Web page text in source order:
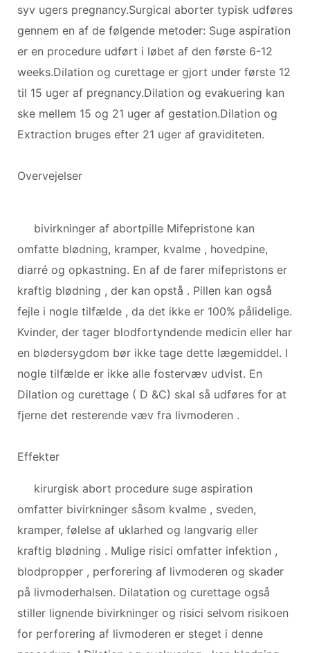
syv ugers pregnancy.Surgical aborter typisk udføres
gennem en af ​​de følgende metoder: Suge aspiration
er en procedure udført i løbet af den første 6-12
weeks.Dilation og curettage er gjort under første 12
til 15 uger af pregnancy.Dilation og evakuering kan
ske mellem 15 og 21 uger af gestation.Dilation og
Extraction bruges efter 21 uger af graviditeten.
Overvejelser
bivirkninger af abortpille Mifepristone kan
omfatte blødning, kramper, kvalme , hovedpine,
diarré og opkastning. En af de farer mifepristons er
kraftig blødning , der kan opstå . Pillen kan også
fejle i nogle tilfælde , da det ikke er 100% pålidelige.
Kvinder, der tager blodfortyndende medicin eller har
en blødersygdom bør ikke tage dette lægemiddel. I
nogle tilfælde er ikke alle fostervæv udvist. En
Dilation og curettage ( D &C) skal så udføres for at
fjerne det resterende væv fra livmoderen .
Effekter
kirurgisk abort procedure suge aspiration
omfatter bivirkninger såsom kvalme , sveden,
kramper, følelse af uklarhed og langvarig eller
kraftig blødning . Mulige risici omfatter infektion ,
blodpropper , perforering af livmoderen og skader
på livmoderhalsen. Dilatation og curettage også
stiller lignende bivirkninger og risici selvom risikoen
for perforering af livmoderen er steget i denne